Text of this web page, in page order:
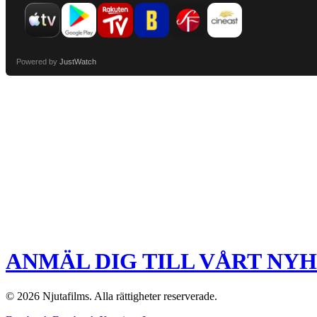
Powered by JustWatch
ANMÄL DIG TILL VÅRT
© 2026 Njutafilms. Alla rättigheter reserverade.